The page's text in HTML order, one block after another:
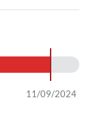
11/09/2024